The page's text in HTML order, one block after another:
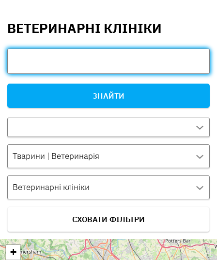
ВЕТЕРИНАРНІ КЛІНІКИ
ЗНАЙТИ
Тварини | Ветеринарія
Ветеринарні клініки
СХОВАТИ ФІЛЬТРИ
+